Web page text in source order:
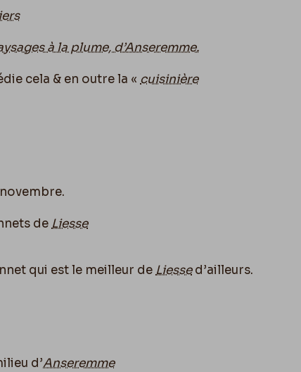
à la plume, d’Anseremme.
cela & en outre la « cuisinière
de Liesse
qui est le meilleur de Liessed’ailleurs.
d’Anseremme